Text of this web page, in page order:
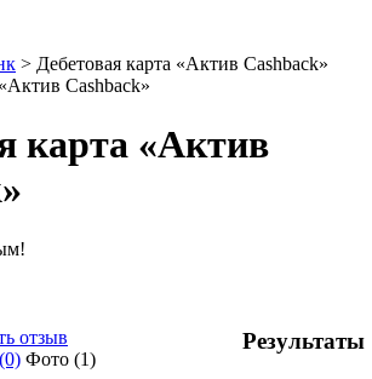
> Дебетовая карта «Актив Cashback»
карта «Актив
Результаты
отзыв
(0) Фото (1)